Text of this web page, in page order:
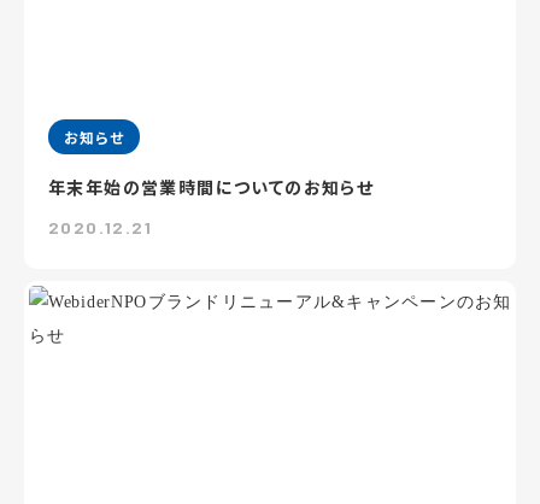
お知らせ
年末年始の営業時間についてのお知らせ
2020.12.21